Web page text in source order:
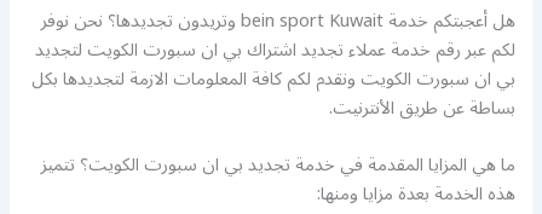
هل أعجبتكم خدمة bein sport Kuwait وتريدون تجديدها؟ نحن نوفر
لكم عبر رقم خدمة عملاء تجديد اشتراك بي ان سبورت الكويت لتجديد
بي ان سبورت الكويت ونقدم لكم كافة المعلومات الازمة لتجديدها بكل
بساطة عن طريق الأنترنيت.
ما هي المزايا المقدمة في خدمة تجديد بي ان سبورت الكويت؟ تتميز
هذه الخدمة بعدة مزايا ومنها: